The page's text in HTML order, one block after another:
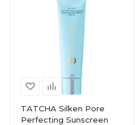
TATCHA Silken Pore
Perfecting Sunscreen